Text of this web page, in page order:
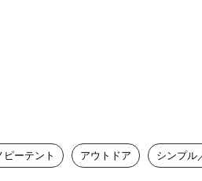
ピーテント アウトドア シンプル